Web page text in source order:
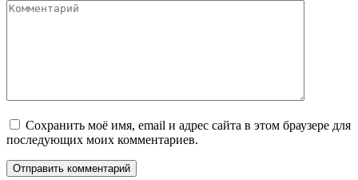
Сохранить моё имя, email и адрес сайта в этом браузере для
последующих моих комментариев.